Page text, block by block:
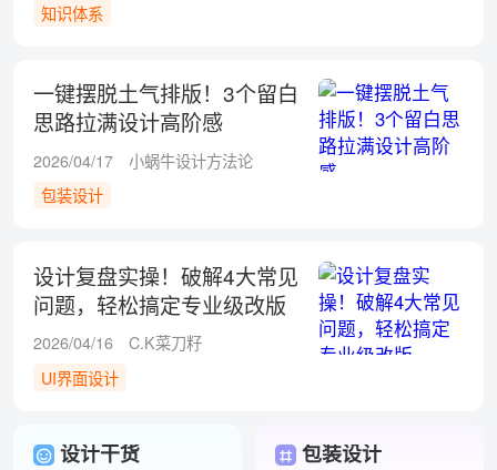
知识体系
一键摆脱土气排版！3个留白
思路拉满设计高阶感
2026/04/17
小蜗牛设计方法论
包装设计
设计复盘实操！破解4大常见
问题，轻松搞定专业级改版
2026/04/16
C.K菜刀籽
UI界面设计
设计干货 包装设计